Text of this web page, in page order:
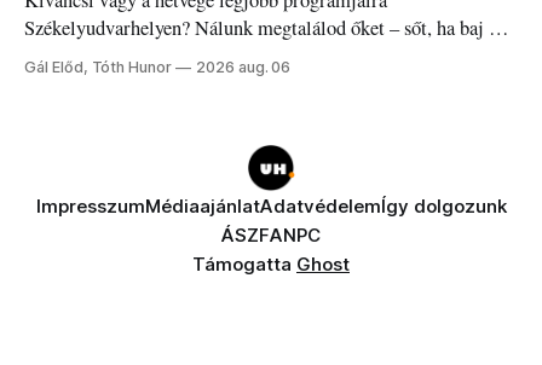
Székelyudvarhelyen? Nálunk megtalálod őket – sőt, ha baj van
a fogaddal, a fogorvosi ügyeletet is!
Gál Előd, Tóth Hunor 2026 aug. 06
ImpresszumMédiaajánlatAdatvédelemÍgy dolgozunk
ÁSZFANPC
Támogatta Ghost